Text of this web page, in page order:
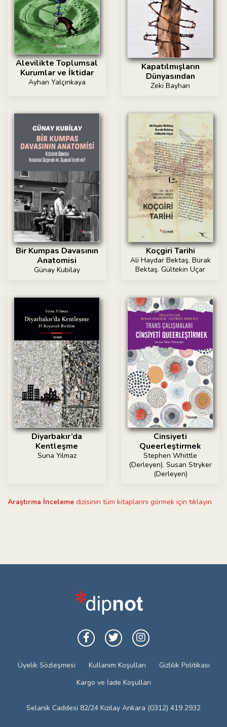
Alevilikte Toplumsal
Kurumlar ve İktidar
Ayhan Yalçınkaya
Kapatılmışların
Dünyasından
Zeki Bayhan
Bir Kumpas Davasının
Anatomisi
Günay Kubilay
Koçgiri Tarihi
Ali Haydar Bektaş, Burak
Bektaş, Gültekin Uçar
Diyarbakır’da
Kentleşme
Suna Yılmaz
Cinsiyeti
Queerleştirmek
Stephen Whittle
(Derleyen), Susan Stryker
(Derleyen)
Araştırma İnceleme dizisinin tüm kitaplarını görmek için tıklayın
Üyelik Sözleşmesi Kullanım Koşulları
Gizlilik Politikası
Kargo ve İade Koşulları
Selanik Caddesi 82/24 Kızılay Ankara (0312) 419 2932